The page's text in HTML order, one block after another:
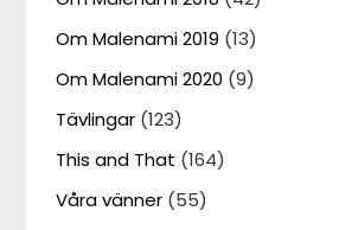
Om Malenami 2019 (13)
Om Malenami 2020 (9)
Tävlingar (123)
This and That (164)
Våra vänner (55)